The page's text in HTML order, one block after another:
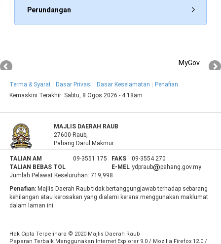
Perundangan
MyGov
Terma & Syarat Dasar Privasi Dasar Keselamatan
Penafian
Kemaskini Terakhir: Sabtu, 8 Ogos 2026 - 4:18am
MAJLIS DAERAH RAUB
27600 Raub,
Pahang Darul Makmur.
TALIAN AM 09-3551 175 FAKS
09-3554 270
TALIAN BEBAS TOL
E-MEL ydpraub
pahang.gov.my
Jumlah Pelawat Keseluruhan:719,998
Penafian: Majlis Daerah Raub tidak bertanggungjawab terhadap sebarang
kehilangan atau kerosakan yang dialami kerana menggunakan maklumat
dalam laman ini.
Hak Cipta Terpelihara © 2020 Majlis Daerah Raub
Paparan Terbaik Menggunakan Internet Explorer 9.0 / Mozilla Firefox 12.0 /